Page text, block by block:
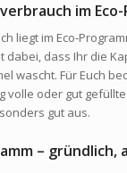
im
liegt im Eco-
dabei, dass Ihr die
wascht. Für Euch
volle oder gut
gut aus.
–